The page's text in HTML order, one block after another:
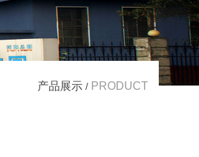
产品展示 / PRODUCT